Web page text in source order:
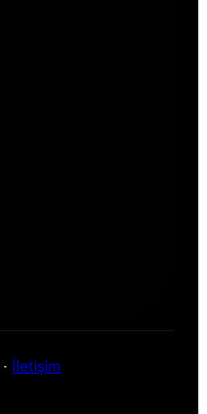
· İletişim